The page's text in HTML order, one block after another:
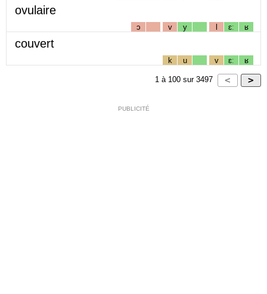
ovulaire
ɔ v y l ɛː ʁ
couvert
k u v ɛː ʁ
1 à 100 sur 3497
PUBLICITÉ